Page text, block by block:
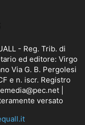
- Reg. Trib. di
ed editore: Virgo
Via G. B. Pergolesi
e n. iscr. Registro
|
versato